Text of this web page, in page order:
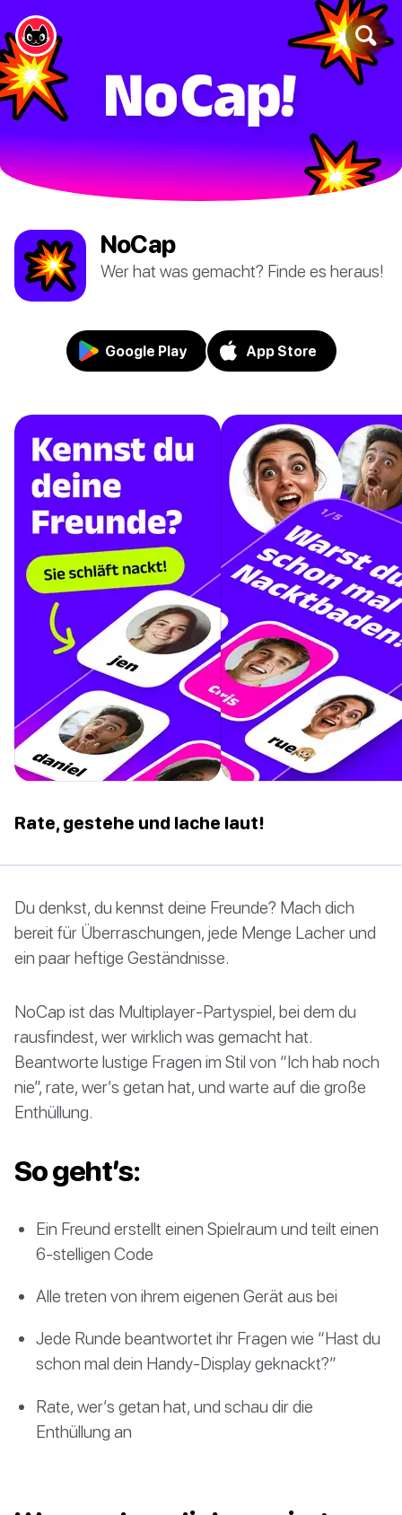
NoCap
Wer hat was gemacht? Finde es heraus!
Google Play App Store
Rate, gestehe und lache laut!
Du denkst, du kennst deine Freunde? Mach dich
bereit für Überraschungen, jede Menge Lacher und
ein paar heftige Geständnisse.
NoCap ist das Multiplayer-Partyspiel, bei dem du
rausfindest, wer wirklich was gemacht hat.
Beantworte lustige Fragen im Stil von “Ich hab noch
nie”, rate, wer’s getan hat, und warte auf die große
Enthüllung.
So geht’s:
Ein Freund erstellt einen Spielraum und teilt einen
6-stelligen Code
Alle treten von ihrem eigenen Gerät aus bei
Jede Runde beantwortet ihr Fragen wie “Hast du
schon mal dein Handy-Display geknackt?”
Rate, wer’s getan hat, und schau dir die
Enthüllung an